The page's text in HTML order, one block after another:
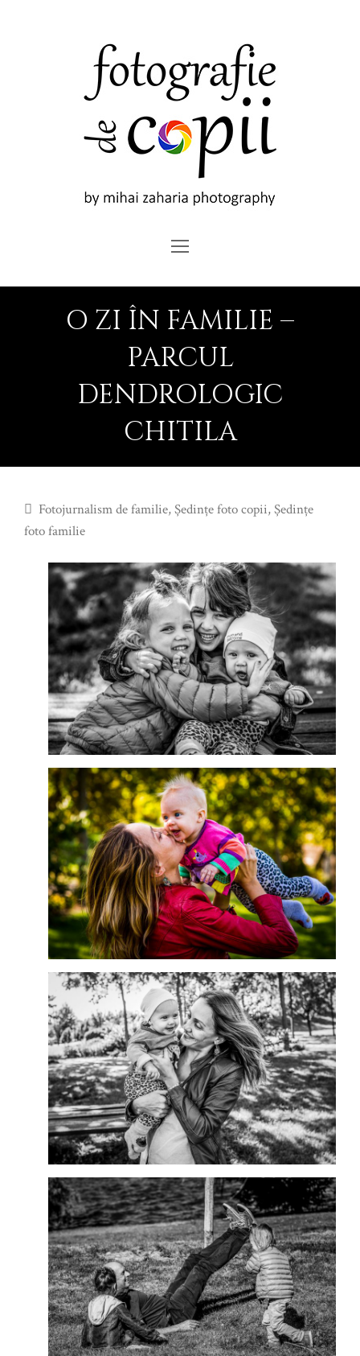
Menu
O ZI ÎN FAMILIE –
PARCUL
DENDROLOGIC
CHITILA
Fotojurnalism de familie,Şedinţe foto copii,Şedinţe
foto familie